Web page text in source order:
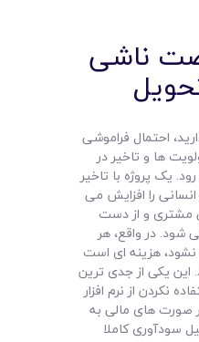
ناشی
احتمال فراموشی
ها و تاخیر در
یک پروژه با تاخیر
را افزایش می
مشتری و از دست
در واقع، هر
نشود، هزینه ای است
یکی از جدی ترین
نکردن از نرم افزار
صورت های مالی به
سودآوری کاملا